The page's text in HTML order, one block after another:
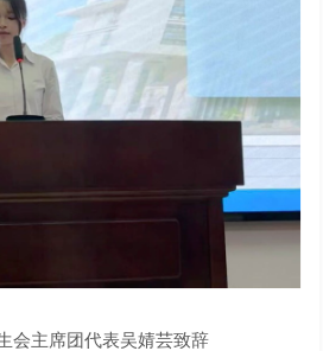
会主席团代表吴婧芸致辞